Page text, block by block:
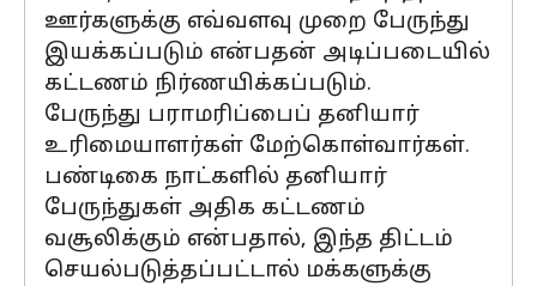
ஊர்களுக்கு எவ்வளவு முறை பேருந்து
இயக்கப்படும் என்பதன் அடிப்படையில்
கட்டணம் நிர்ணயிக்கப்படும்.
பேருந்து பராமரிப்பைப் தனியார்
உரிமையாளர்கள் மேற்கொள்வார்கள்.
பண்டிகை நாட்களில் தனியார்
பேருந்துகள் அதிக கட்டணம்
வசூலிக்கும் என்பதால், இந்த திட்டம்
செயல்படுத்தப்பட்டால் மக்களுக்கு